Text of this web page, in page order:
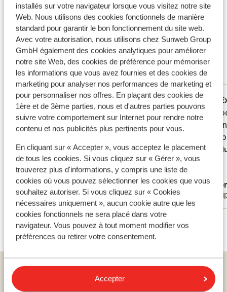
installés sur votre navigateur lorsque vous visitez notre site
Web. Nous utilisons des cookies fonctionnels de manière
standard pour garantir le bon fonctionnement du site web.
Avec votre autorisation, nous utilisons chez Sunweb Group
GmbH également des cookies analytiques pour améliorer
notre site Web, des cookies de préférence pour mémoriser
les informations que vous avez fournies et des cookies de
marketing pour analyser nos performances de marketing et
pour personnaliser nos offres. En plaçant des cookies de
1ère et de 3ème parties, nous et d'autres parties pouvons
suivre votre comportement sur Internet pour rendre notre
contenu et nos publicités plus pertinents pour vous.
En cliquant sur « Accepter », vous acceptez le placement
de tous les cookies. Si vous cliquez sur « Gérer », vous
trouverez plus d'informations, y compris une liste de
cookies où vous pouvez sélectionner les cookies que vous
souhaitez autoriser. Si vous cliquez sur « Cookies
nécessaires uniquement », aucun cookie autre que les
cookies fonctionnels ne sera placé dans votre
navigateur. Vous pouvez à tout moment modifier vos
préférences ou retirer votre consentement.
Accepter
Ce sont des avis clients 100 % authentiques qui
reflètent fidèlement leur expérience avec notre
produit.En savoir plus sur les avis
8.1 Excellent
20 avis
Réservé principalement par couples
8.3 Excellent
il y a 2 semaines
Alles goed in orde. Lieve mensen, ligging
top. Veel ruimte bij zwembaden. Parkeren
klein en zonder balkon, iets om rekening
mee te houden bij boeken.
Alles goed in orde. Lieve mensen, ligging
top. Veel ruimte bij zwembaden. Parkeren
klein en zonder balkon, iets om rekening
mee te houden bij boeken.
Traduire en français (FR)
Anonyme
Familles
8.0
Fijne
een
Fijne
een
Voir tous les 20 avis
Home vacances Portugal
Costa de Lisboa
Ericeira
Hôtel Vila Gale Ericeira - voiture de location incluse